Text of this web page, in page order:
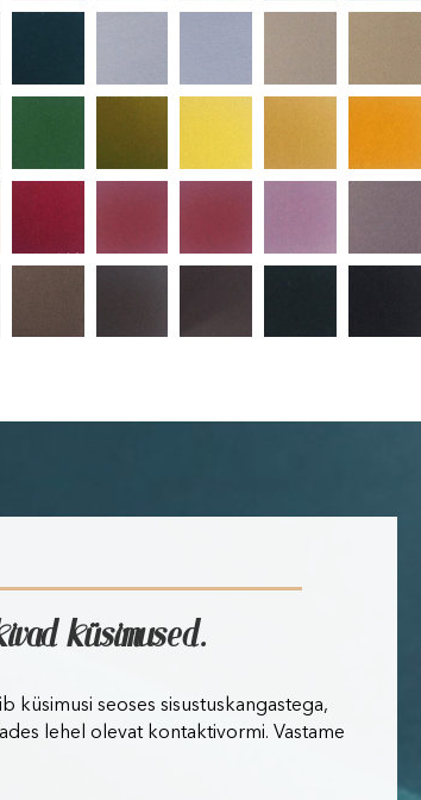
küsimused.
küsimusi seoses sisustuskangastega,
lehel olevat kontaktivormi. Vastame